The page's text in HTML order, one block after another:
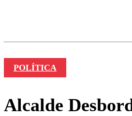
POLÍTICA
Alcalde